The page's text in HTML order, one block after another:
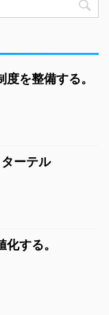
を整備する。
ーテル
する。